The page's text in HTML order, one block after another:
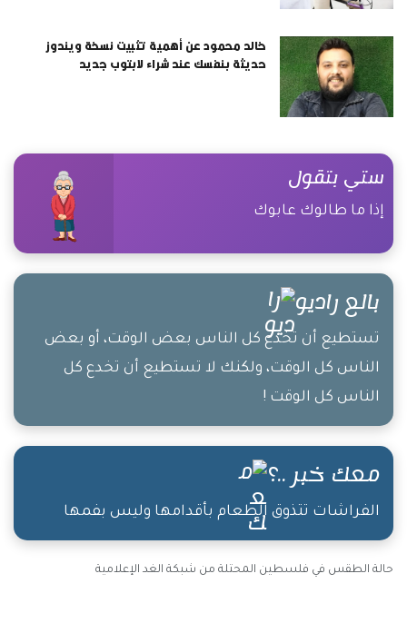
خالد محمود عن أهمية تثبيت نسخة ويندوز
حديثة بنفسك عند شراء لابتوب جديد
ستي بتقول
إذا ما طالوك عابوك
بالع راديو
تستطيع أن تخدع كل الناس بعض الوقت، أو بعض
الناس كل الوقت، ولكنك لا تستطيع أن تخدع كل
الناس كل الوقت !
معك خبر ..؟
الفراشات تتذوق الطعام بأقدامها وليس بفمها
حالة الطقس في فلسطين المحتلة من شبكة الغد الإعلامية